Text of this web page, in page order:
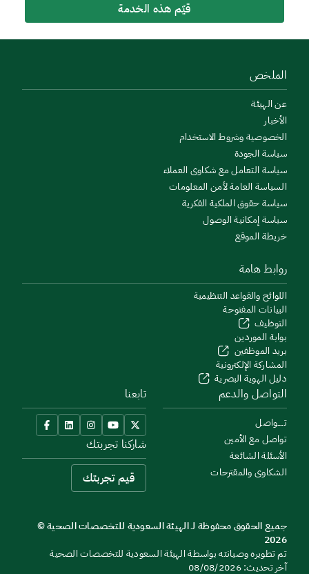
قيّم هذه الخدمة
الملخص
عن الهيئة
الأخبار
الخصوصية وشروط الاستخدام
سياسة الجودة
سياسة التعامل مع شكاوى العملاء
السياسة العامة لأمن المعلومات
سياسة حقوق الملكية الفكرية
سياسة إمكانية الوصول
خريطة الموقع
روابط هامة
اللوائح والقواعد التنظيمية
البيانات المفتوحة
التوظيف
بوابة الموردين
بريد الموظفين
المشاركة الإلكترونية
دليل الهوية البصرية
التواصل والدعم
تــــواصل
تواصل مع الأمين
الأسئلة الشائعة
الشكاوى والمقترحات
تابعنا
شاركنا تجربتك
قيم تجربتك
جميع الحقوق محفوظة لـ الهيئة السعودية للتخصصات الصحية ©
2026
تم تطويره وصيانته بواسطة الهيئة السعودية للتخصصات الصحية
آخر تحديث: 08/08/2026